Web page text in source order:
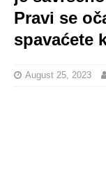
Pravi se
spavaćete
August 25, 2023